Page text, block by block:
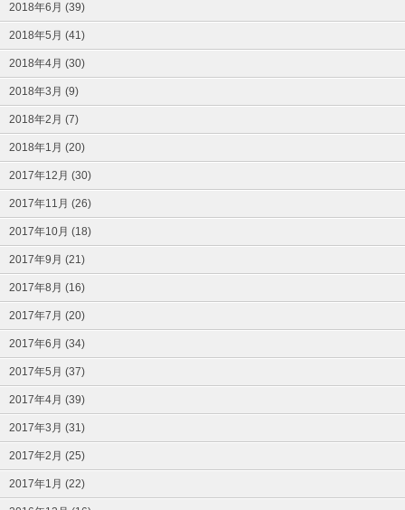
2018年6月 (39)
2018年5月 (41)
2018年4月 (30)
2018年3月 (9)
2018年2月 (7)
2018年1月 (20)
2017年12月 (30)
2017年11月 (26)
2017年10月 (18)
2017年9月 (21)
2017年8月 (16)
2017年7月 (20)
2017年6月 (34)
2017年5月 (37)
2017年4月 (39)
2017年3月 (31)
2017年2月 (25)
2017年1月 (22)